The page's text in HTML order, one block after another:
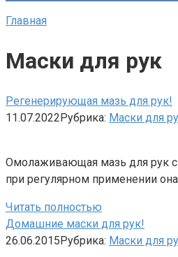
Главная
Маски для рук
Регенерирующая мазь для рук!
11.07.2022Рубрика: Маски для
Омолаживающая мазь для рук с
при регулярном применении
Читать полностью
Домашние маски для рук!
26.06.2015Рубрика: Маски для